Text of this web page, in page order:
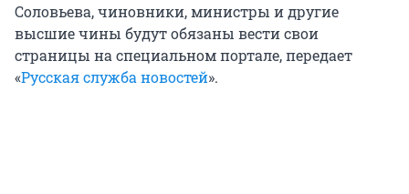
Соловьева, чиновники, министры и другие
высшие чины будут обязаны вести свои
страницы на специальном портале, передает
«Русская служба новостей».